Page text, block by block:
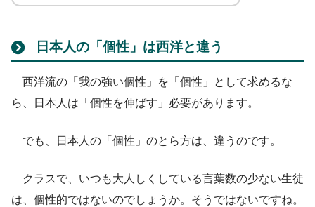
日本人の「個性」は西洋と違う
西洋流の「我の強い個性」を「個性」として求めるな
ら、日本人は「個性を伸ばす」必要があります。
でも、日本人の「個性」のとら方は、違うのです。
クラスで、いつも大人しくしている言葉数の少ない生徒
は、個性的ではないのでしょうか。そうではないですね。